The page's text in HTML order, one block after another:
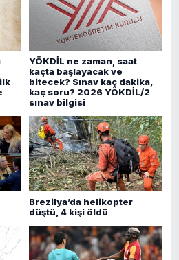
YÖKDİL ne zaman, saat
kaçta başlayacak ve
bitecek? Sınav kaç dakika,
kaç soru? 2026 YÖKDİL/2
sınav bilgisi
Brezilya’da helikopter
düştü, 4 kişi öldü